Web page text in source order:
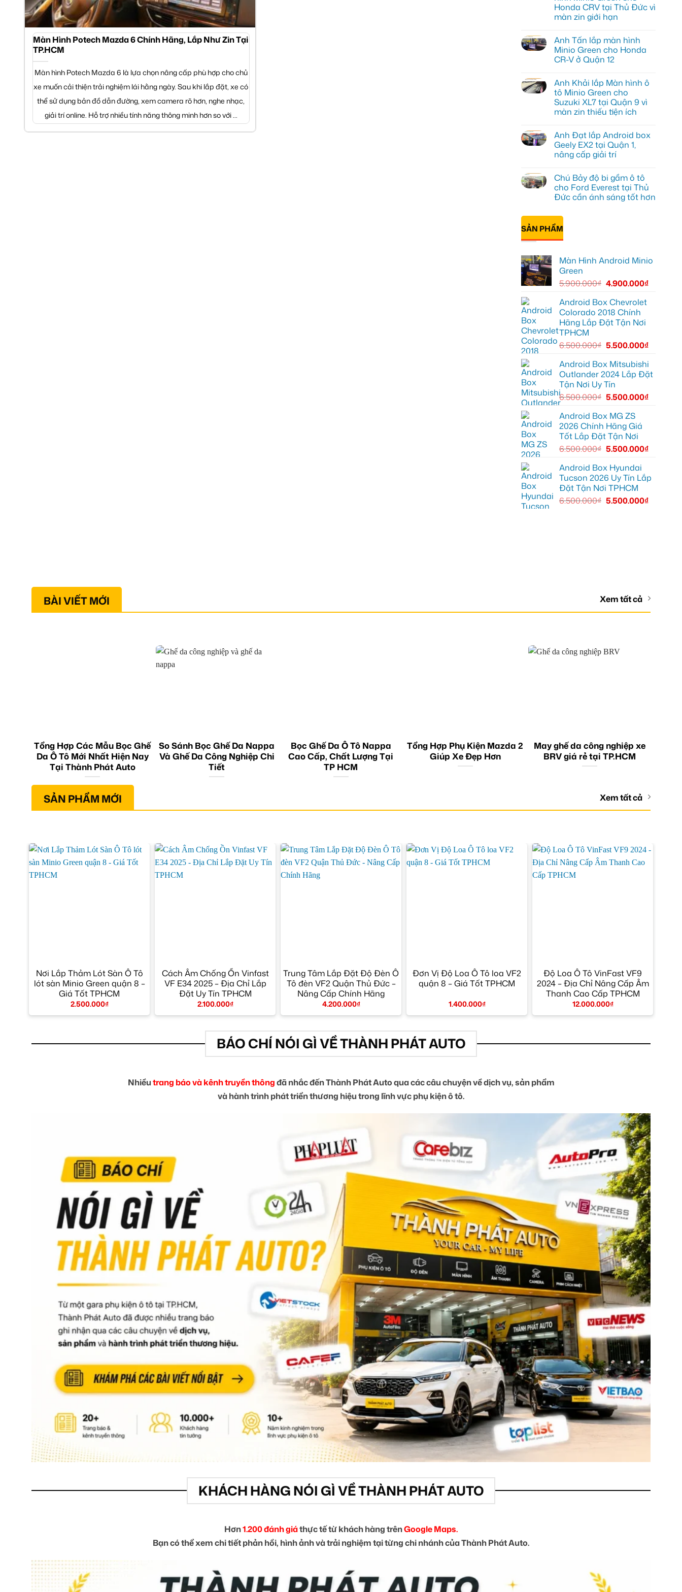
Màn Hình Potech Mazda 6 Chính Hãng, Lắp Như Zin Tại
TP.HCM
Màn hình Potech Mazda 6 là lựa chọn nâng cấp phù hợp cho chủ
xe muốn cải thiện trải nghiệm lái hằng ngày. Sau khi lắp đặt, xe có
thể sử dụng bản đồ dẫn đường, xem camera rõ hơn, nghe nhạc,
giải trí online. Hỗ trợ nhiều tính năng thông minh hơn so với ...
Honda CRV tại Thủ Đức vì
màn zin giới hạn
bình
luận
ở
Anh
cấp
Màn
hình
Minio
Green
cho
tại
Thủ
Đức
vì
màn
hạn
Anh Tấn lắp màn hình
Minio Green cho Honda
CR-V ở Quận 12
bình
luận
ở
Anh
Tấn
lắp
Minio
Green
cho
Honda
ở
Quận
12
Anh Khải lắp Màn hình ô
tô Minio Green cho
Suzuki XL7 tại Quận 9 vì
màn zin thiếu tiện ích
bình
luận
ở
Anh
Màn
hình
ô
tô
Minio
cho
XL7
tại
Quận
màn
zin
thiếu
tiện
ích
Anh Đạt lắp Android box
Geely EX2 tại Quận 1,
nâng cấp giải trí
bình
luận
ở
Anh
Android
box
Geely
nâng
cấp
giải
Chú Bảy độ bi gầm ô tô
cho Ford Everest tại Thủ
Đức cần ánh sáng tốt hơn
có
luận
ở
Chú
gầm
cho
Everest
tại
Thủ
Đức
cần
ánh
sáng
tốt
SẢN PHẨM
Màn Hình Android Minio
Green
5.900.000₫ 4.900.000₫
Android Box Chevrolet
Colorado 2018 Chính
Hãng Lắp Đặt Tận Nơi
TPHCM
6.500.000₫ 5.500.000₫
Android Box Mitsubishi
Outlander 2024 Lắp Đặt
Tận Nơi Uy Tín
6.500.000₫ 5.500.000₫
Android Box MG ZS
2026 Chính Hãng Giá
Tốt Lắp Đặt Tận Nơi
6.500.000₫ 5.500.000₫
Android Box Hyundai
Tucson 2026 Uy Tín Lắp
Đặt Tận Nơi TPHCM
6.500.000₫ 5.500.000₫
BÀI VIẾT MỚI Xem tất cả
Tổng Hợp Các Mẫu Bọc Ghế
Da Ô Tô Mới Nhất Hiện Nay
Tại Thành Phát Auto
So Sánh Bọc Ghế Da Nappa
Và Ghế Da Công Nghiệp Chi
Tiết
Bọc Ghế Da Ô Tô Nappa
Cao Cấp, Chất Lượng Tại
TP HCM
Tổng Hợp Phụ Kiện Mazda 2
Giúp Xe Đẹp Hơn
May ghế da công nghiệp xe
BRV giá rẻ tại TP.HCM
SẢN PHẨM MỚI Xem tất cả
Nơi Lắp Thảm Lót Sàn Ô Tô
lót sàn Minio Green quận 8 –
Giá Tốt TPHCM
2.500.000₫
Cách Âm Chống Ồn Vinfast
VF E34 2025 – Địa Chỉ Lắp
Đặt Uy Tín TPHCM
2.100.000₫
Trung Tâm Lắp Đặt Độ Đèn Ô
Tô đèn VF2 Quận Thủ Đức –
Nâng Cấp Chính Hãng
4.200.000₫
Đơn Vị Độ Loa Ô Tô loa VF2
quận 8 – Giá Tốt TPHCM
1.400.000₫
Độ Loa Ô Tô VinFast VF9
2024 – Địa Chỉ Nâng Cấp Âm
Thanh Cao Cấp TPHCM
12.000.000₫
BÁO CHÍ NÓI GÌ VỀ THÀNH PHÁT AUTO
Nhiềutrang báo và kênh truyền thôngđã nhắc đến Thành Phát Auto qua các câu chuyện về dịch vụ, sản phẩm
và hành trình phát triển thương hiệu trong lĩnh vực phụ kiện ô tô.
KHÁCH HÀNG NÓI GÌ VỀ THÀNH PHÁT AUTO
Hơn1.200 đánh giáthực tế từ khách hàng trênGoogle Maps.
Bạn có thể xem chi tiết phản hồi, hình ảnh và trải nghiệm tại từng chi nhánh của Thành Phát Auto.